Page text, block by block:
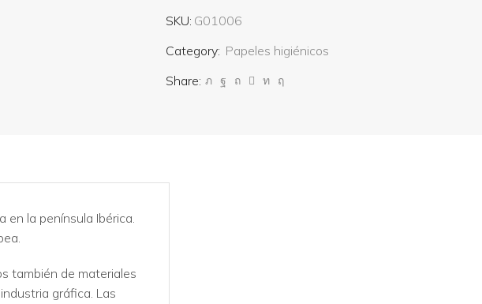
SKU: G01006
Category: Papeles higiénicos
Share:
en la península Ibérica.
también de materiales
gráfica. Las